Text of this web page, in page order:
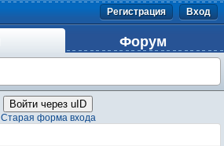
Регистрация Вход
Форум
Войти через uID
Старая форма входа